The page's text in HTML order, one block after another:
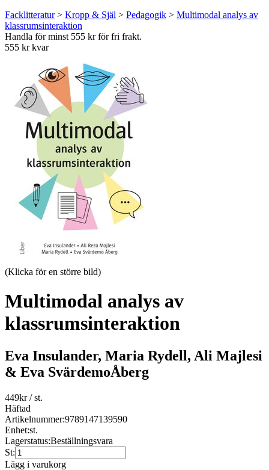
Facklitteratur> Kropp & Själ > Pedagogik > Multimodal analys av
klassrumsinteraktion
Handla för minst 555 kr för fri frakt.
555 kr kvar
(Klicka för en större bild)
Multimodal analys av
klassrumsinteraktion
Eva Insulander, Maria Rydell, Ali Majlesi
& Eva SvärdemoÅberg
449kr/ st.
Häftad
Artikelnummer:9789147139590
Enhet:st.
Lagerstatus:Beställningsvara
St:
Lägg i varukorg